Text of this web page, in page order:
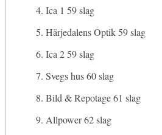
Ica 1 59 slag
Härjedalens Optik 59 slag
Ica 2 59 slag
Svegs hus 60 slag
Bild & Repotage 61 slag
Allpower 62 slag